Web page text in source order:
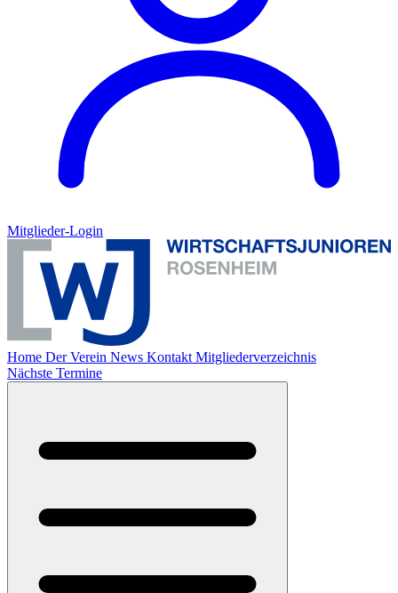
Mitglieder-Login
Home Der Verein News Kontakt Mitgliederverzeichnis
Nächste Termine